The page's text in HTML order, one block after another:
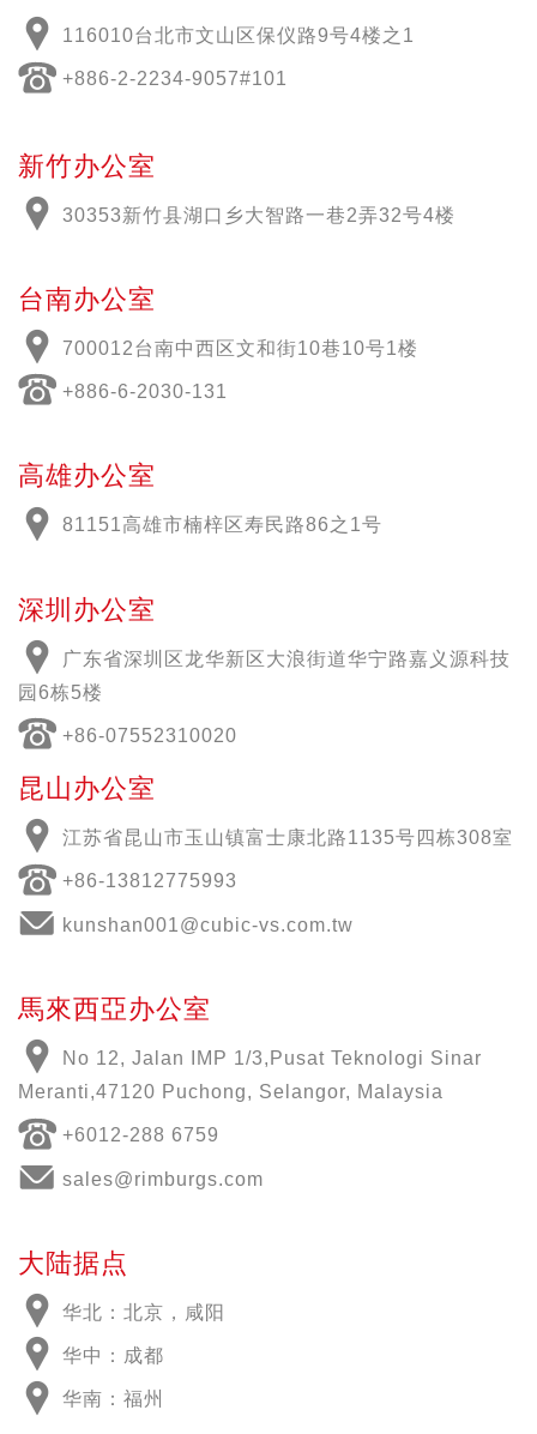
116010台北市文山区保仪路9号4楼之1
+886-2-2234-9057#101
新竹办公室
30353新竹县湖口乡大智路一巷2弄32号4楼
台南办公室
700012台南中西区文和街10巷10号1楼
+886-6-2030-131
高雄办公室
81151高雄市楠梓区寿民路86之1号
深圳办公室
广东省深圳区龙华新区大浪街道华宁路嘉义源科技
园6栋5楼
+86-07552310020
昆山办公室
江苏省昆山市玉山镇富士康北路1135号四栋308室
+86-13812775993
kunshan001@cubic-vs.com.tw
馬來西亞办公室
No 12, Jalan IMP 1/3,Pusat Teknologi Sinar
Meranti,47120 Puchong, Selangor, Malaysia
+6012-288 6759
sales@rimburgs.com
大陆据点
华北：北京，咸阳
华中：成都
华南：福州